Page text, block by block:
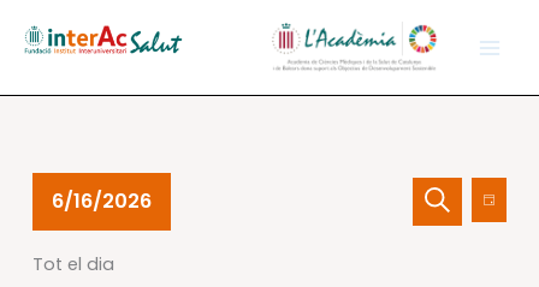
Esdeveniments
juny
Navegació
visualCercade
Dia
6/16/2026
una
Tot el dia